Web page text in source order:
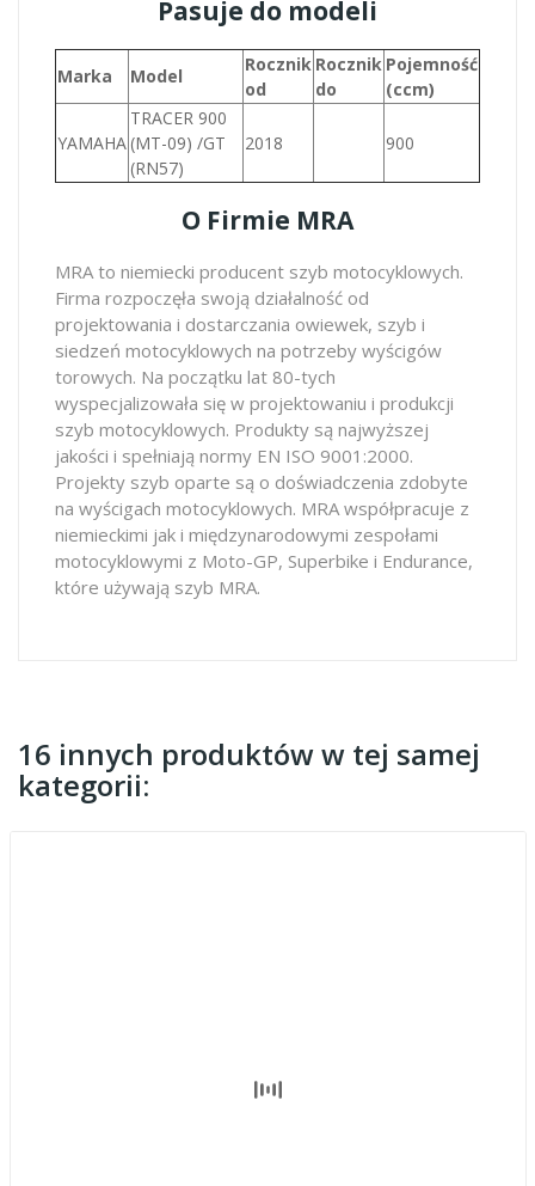
Pasuje do modeli
Marka Model
Rocznik
od
Rocznik
do
Pojemność
(ccm)
YAMAHA
TRACER 900
(MT-09) /GT
(RN57)
2018 900
O Firmie MRA
MRA to niemiecki producent szyb motocyklowych.
Firma rozpoczęła swoją działalność od
projektowania i dostarczania owiewek, szyb i
siedzeń motocyklowych na potrzeby wyścigów
torowych. Na początku lat 80-tych
wyspecjalizowała się w projektowaniu i produkcji
szyb motocyklowych. Produkty są najwyższej
jakości i spełniają normy EN ISO 9001:2000.
Projekty szyb oparte są o doświadczenia zdobyte
na wyścigach motocyklowych. MRA współpracuje z
niemieckimi jak i międzynarodowymi zespołami
motocyklowymi z Moto-GP, Superbike i Endurance,
które używają szyb MRA.
16 innych produktów w tej samej
kategorii: